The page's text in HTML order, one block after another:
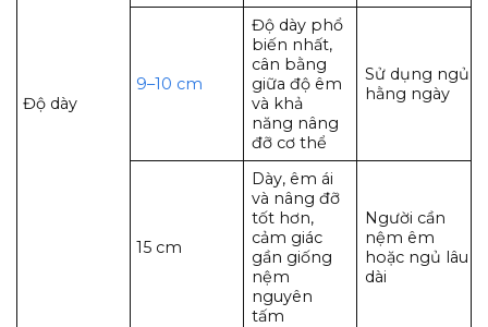
Độ dày
9–10 cm
Độ dày phổ
biến nhất,
cân bằng
giữa độ êm
và khả
năng nâng
đỡ cơ thể
Sử dụng ngủ
hằng ngày
15 cm
Dày, êm ái
và nâng đỡ
tốt hơn,
cảm giác
gần giống
nệm
nguyên
tấm
Người cần
nệm êm
hoặc ngủ lâu
dài